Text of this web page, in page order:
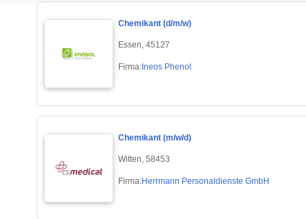
Chemikant (d/m/w)
Essen, 45127
Firma:Ineos Phenol
Chemikant (m/w/d)
Witten, 58453
Firma:Herrmann Personaldienste GmbH